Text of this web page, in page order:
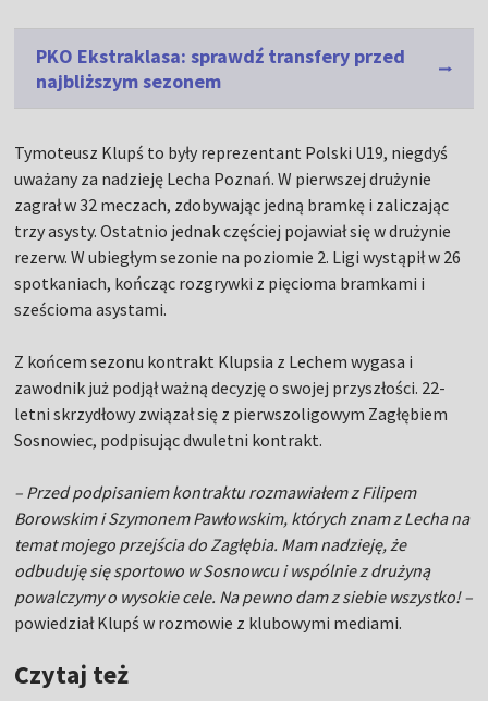
PKO Ekstraklasa: sprawdź transfery przed
najbliższym sezonem
Tymoteusz Klupś to były reprezentant Polski U19, niegdyś
uważany za nadzieję Lecha Poznań. W pierwszej drużynie
zagrał w 32 meczach, zdobywając jedną bramkę i zaliczając
trzy asysty. Ostatnio jednak częściej pojawiał się w drużynie
rezerw. W ubiegłym sezonie na poziomie 2. Ligi wystąpił w 26
spotkaniach, kończąc rozgrywki z pięcioma bramkami i
sześcioma asystami.
Z końcem sezonu kontrakt Klupsia z Lechem wygasa i
zawodnik już podjął ważną decyzję o swojej przyszłości. 22-
letni skrzydłowy związał się z pierwszoligowym Zagłębiem
Sosnowiec, podpisując dwuletni kontrakt.
– Przed podpisaniem kontraktu rozmawiałem z Filipem
Borowskim i Szymonem Pawłowskim, których znam z Lecha na
temat mojego przejścia do Zagłębia. Mam nadzieję, że
odbuduję się sportowo w Sosnowcu i wspólnie z drużyną
powalczymy o wysokie cele. Na pewno dam z siebie wszystko! –
powiedział Klupś w rozmowie z klubowymi mediami.
Czytaj też